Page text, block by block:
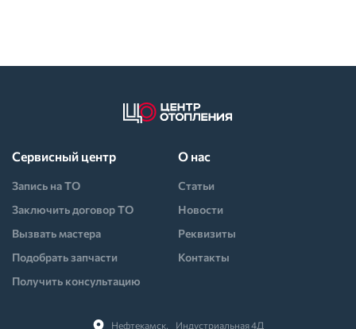
Нефтекамск,⠀Индустриальная 4Д
Сервисный центр
Запись на ТО
Заключить договор ТО
Вызвать мастера
Подобрать запчасти
Получить консультацию
О нас
Статьи
Новости
Реквизиты
Контакты